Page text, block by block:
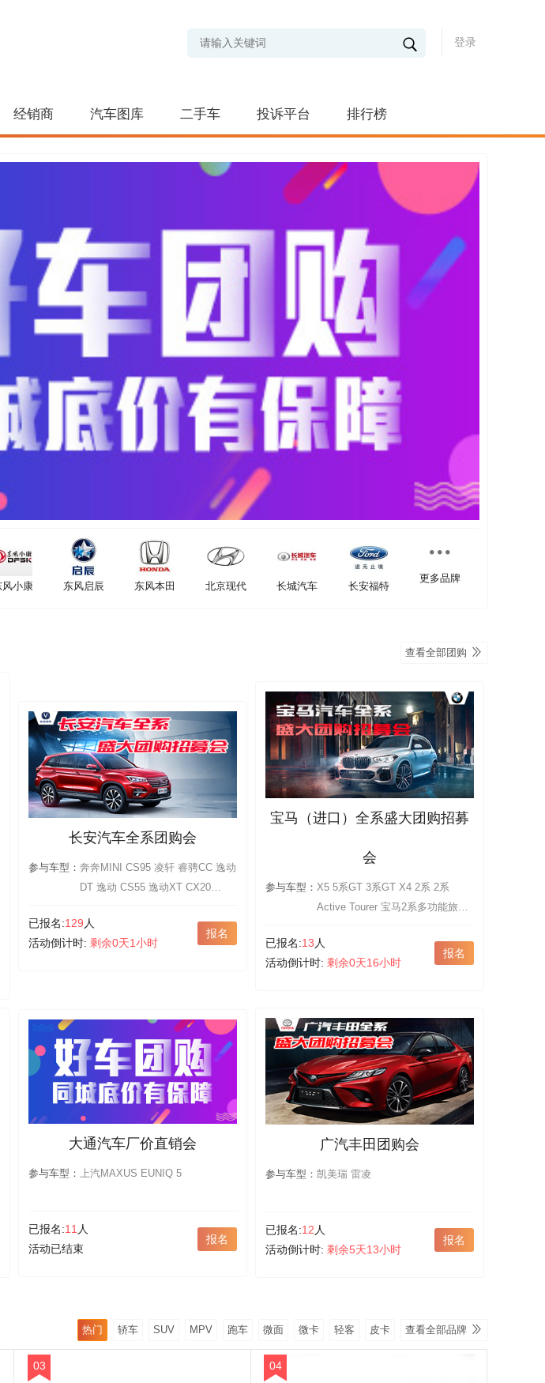
登录
经销商 汽车图库 二手车 投诉平台 排行榜
风小康 东风启辰 东风本田 北京现代 长城汽车 长安福特
更多品牌
查看全部团购
长安汽车全系团购会
参与车型： 奔奔MINI CS95 凌轩 睿骋CC 逸动
DT 逸动 CS55 逸动XT CX20
已报名:129 人
活动倒计时: 剩余0天1小时
报名
宝马（进口）全系盛大团购招募
会
参与车型： X5 5系GT 3系GT X4 2系 2系
Active Tourer 宝马2系多功能旅行
口) 5系(进口) 7系 Z4 X6 4系
已报名:13 人
活动倒计时: 剩余0天16小时
报名
大通汽车厂价直销会
参与车型： 上汽MAXUS EUNIQ 5
已报名:11 人
活动已结束
报名
广汽丰田团购会
参与车型： 凯美瑞 雷凌
已报名:12人
活动倒计时: 剩余5天13小时
报名
热门 轿车 SUV MPV 跑车 微面 微卡 轻客 皮卡 查看全部品牌
03 04